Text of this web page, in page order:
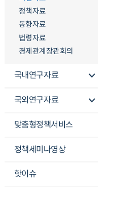
정책자료
동향자료
법령자료
경제관계장관회의
국내연구자료
국외연구자료
맞춤형정책서비스
정책세미나영상
핫이슈